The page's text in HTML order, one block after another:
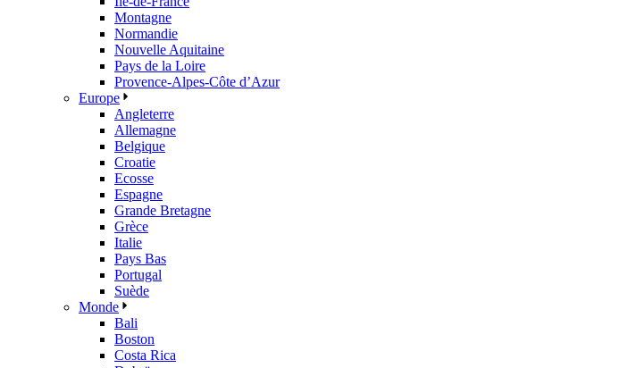
Montagne
Normandie
Nouvelle Aquitaine
Pays de la Loire
Provence-Alpes-Côte d’Azur
Europe
Angleterre
Allemagne
Belgique
Croatie
Ecosse
Espagne
Grande Bretagne
Grèce
Italie
Pays Bas
Portugal
Suède
Monde
Bali
Boston
Costa Rica